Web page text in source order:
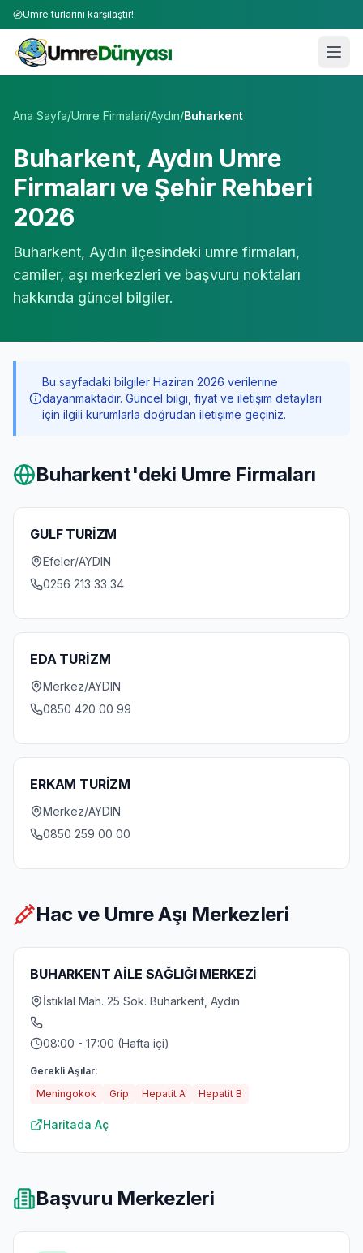
Umre turlarını karşılaştır!
Ana Sayfa/Umre Firmalari/Aydın/Buharkent
Buharkent, Aydın Umre
Firmaları ve Şehir Rehberi
2026
Buharkent, Aydın ilçesindeki umre firmaları,
camiler, aşı merkezleri ve başvuru noktaları
hakkında güncel bilgiler.
Bu sayfadaki bilgiler Haziran 2026 verilerine
dayanmaktadır. Güncel bilgi, fiyat ve iletişim detayları
için ilgili kurumlarla doğrudan iletişime geçiniz.
Buharkent'deki Umre Firmaları
GULF TURİZM
Efeler/AYDIN
0256 213 33 34
EDA TURİZM
Merkez/AYDIN
0850 420 00 99
ERKAM TURİZM
Merkez/AYDIN
0850 259 00 00
Hac ve Umre Aşı Merkezleri
BUHARKENT AİLE SAĞLIĞI MERKEZİ
İstiklal Mah. 25 Sok. Buharkent, Aydın
08:00 - 17:00 (Hafta içi)
Gerekli Aşılar:
Meningokok
Grip Hepatit A Hepatit B
Haritada Aç
Başvuru Merkezleri